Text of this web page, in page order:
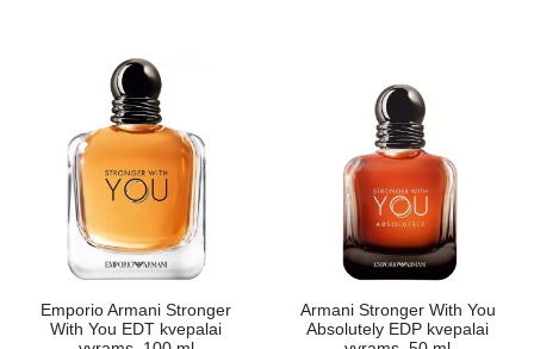
Emporio Armani Stronger
With You EDT kvepalai
Armani Stronger With You
Absolutely EDP kvepalai